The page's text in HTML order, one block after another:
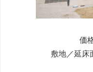
価
敷地／延床